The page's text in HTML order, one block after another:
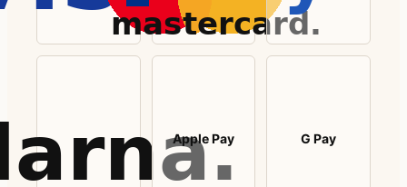
Apple Pay G Pay